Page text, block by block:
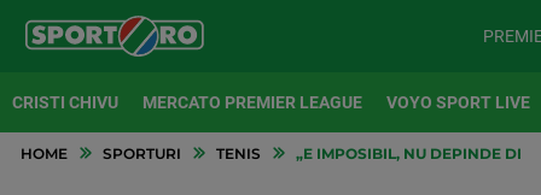
CRISTI CHIVU MERCATO PREMIER LEAGUE VOYO SPORT LIVE
HOME SPORTURI TENIS „E IMPOSIBIL, NU DEPINDE DE